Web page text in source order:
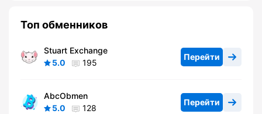
Топ обменников
Stuart Exchange
5.0
195
Перейти
AbcObmen
5.0
128
Перейти